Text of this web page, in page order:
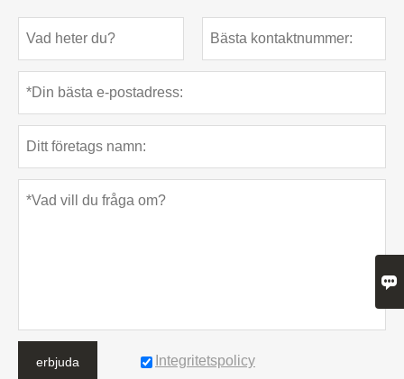
erbjuda Integritetspolicy
